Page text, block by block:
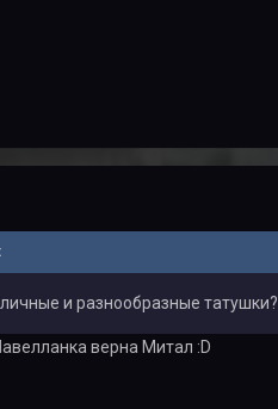
и разнообразные татушки?
верна Митал :D